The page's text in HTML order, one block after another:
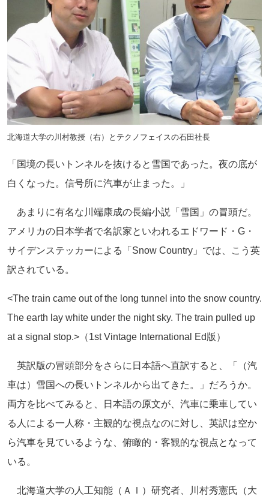
北海道大学の川村教授（右）とテクノフェイスの石田社長
「国境の長いトンネルを抜けると雪国であった。夜の底が
白くなった。信号所に汽車が止まった。」
あまりに有名な川端康成の長編小説「雪国」の冒頭だ。
アメリカの日本学者で名訳家といわれるエドワード・G・
サイデンステッカーによる「Snow Country」では、こう英
訳されている。
<The train came out of the long tunnel into the snow country.
The earth lay white under the night sky. The train pulled up
at a signal stop.>（1st Vintage International Ed版）
英訳版の冒頭部分をさらに日本語へ直訳すると、「（汽
車は）雪国への長いトンネルから出てきた。」だろうか。
両方を比べてみると、日本語の原文が、汽車に乗車してい
る人による一人称・主観的な視点なのに対し、英訳は空か
ら汽車を見ているような、俯瞰的・客観的な視点となって
いる。
北海道大学の人工知能（ＡＩ）研究者、川村秀憲氏（大